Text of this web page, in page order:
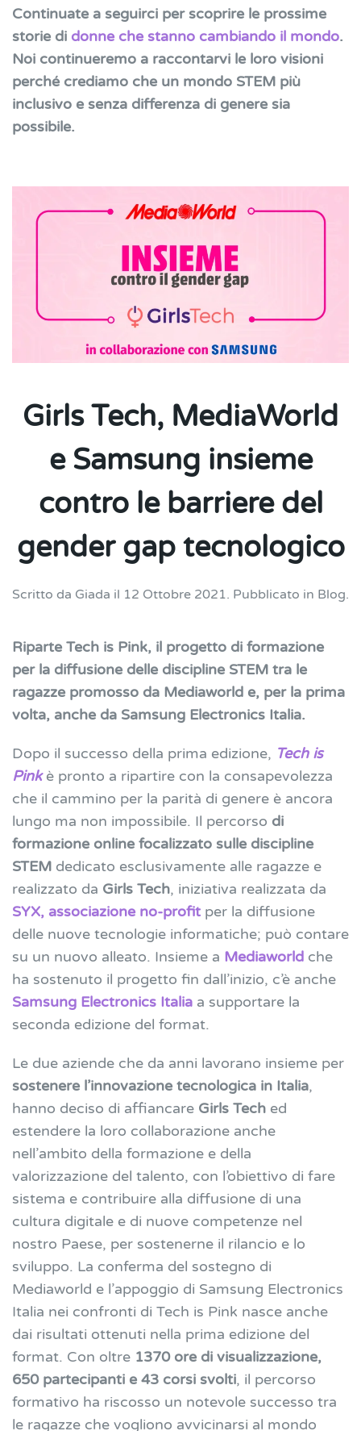
Continuate a seguirci per scoprire le prossime
storie di donne che stanno cambiando il mondo.
Noi continueremo a raccontarvi le loro visioni
perché crediamo che un mondo STEM più
inclusivo e senza differenza di genere sia
possibile.
Girls Tech, MediaWorld
e Samsung insieme
contro le barriere del
gender gap tecnologico
Scritto da Giada il 12 Ottobre 2021. Pubblicato in Blog.
Riparte Tech is Pink, il progetto di formazione
per la diffusione delle discipline STEM tra le
ragazze promosso da Mediaworld e, per la prima
volta, anche da Samsung Electronics Italia.
Dopo il successo della prima edizione, Tech is
Pinkè pronto a ripartire con la consapevolezza
che il cammino per la parità di genere è ancora
lungo ma non impossibile. Il percorso di
formazione online focalizzato sulle discipline
STEM dedicato esclusivamente alle ragazze e
realizzato da Girls Tech, iniziativa realizzata da
SYX, associazione no-profit per la diffusione
delle nuove tecnologie informatiche; può contare
su un nuovo alleato. Insieme a Mediaworld che
ha sostenuto il progetto fin dall’inizio, c’è anche
Samsung Electronics Italia a supportare la
seconda edizione del format.
Le due aziende che da anni lavorano insieme per
sostenere l’innovazione tecnologica in Italia,
hanno deciso di affiancare Girls Tech ed
estendere la loro collaborazione anche
nell’ambito della formazione e della
valorizzazione del talento, con l’obiettivo di fare
sistema e contribuire alla diffusione di una
cultura digitale e di nuove competenze nel
nostro Paese, per sostenerne il rilancio e lo
sviluppo. La conferma del sostegno di
Mediaworld e l’appoggio di Samsung Electronics
Italia nei confronti di Tech is Pink nasce anche
dai risultati ottenuti nella prima edizione del
format. Con oltre 1370 ore di visualizzazione,
650 partecipanti e 43 corsi svolti, il percorso
formativo ha riscosso un notevole successo tra
le ragazze che vogliono avvicinarsi al mondo